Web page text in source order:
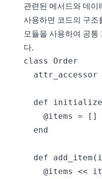
관련된 메서드와 데
사용하면 코드의 구조
모듈을 사용하여 공통
다.
class Order
attr_accessor
  def initialize
    @items = []
  end
def
@items <<